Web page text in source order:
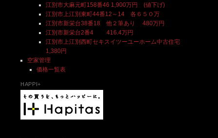
江別市大麻元町158番46 1,900万円 (値下げ)
江別市上江別東町44番12～14 各６５０万
江別市新栄台38番18 他２筆あり 480万円
江別市新栄台2番4 416.4万円
江別市上江別西町セキスイツーユーホーム中古住宅
1,380円
空家管理
価格一覧表
HAPPI+